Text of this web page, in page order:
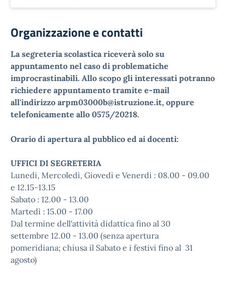
Organizzazione e contatti
La segreteria scolastica riceverà solo su
appuntamento nel caso di problematiche
improcrastinabili. Allo scopo gli interessati potranno
richiedere appuntamento tramite e-mail
all'indirizzo arpm03000b@istruzione.it, oppure
telefonicamente allo 0575/20218.
Orario di apertura al pubblico ed ai docenti:
UFFICI DI SEGRETERIA
Lunedi, Mercoledì, Giovedì e Venerdi : 08.00 - 09.00
e 12.15-13.15
Sabato : 12.00 - 13.00
Martedì : 15.00 - 17.00
Dal termine dell'attività didattica fino al 30
settembre 12.00 - 13.00 (senza apertura
pomeridiana; chiusa il Sabato e i festivi fino al 31
agosto)